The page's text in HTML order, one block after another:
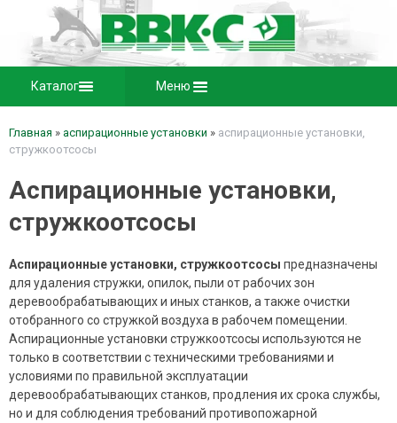
Каталог Меню
Главная » аспирационные установки » аспирационные установки,
стружкоотсосы
Аспирационные установки,
стружкоотсосы
Аспирационные установки, стружкоотсосы предназначены
для удаления стружки, опилок, пыли от рабочих зон
деревообрабатывающих и иных станков, а также очистки
отобранного со стружкой воздуха в рабочем помещении.
Аспирационные установки стружкоотсосы используются не
только в соответствии с техническими требованиями и
условиями по правильной эксплуатации
деревообрабатывающих станков, продления их срока службы,
но и для соблюдения требований противопожарной